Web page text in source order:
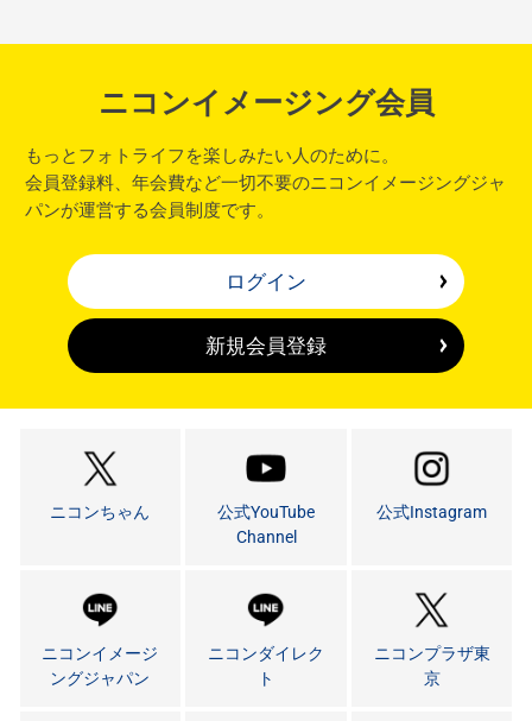
ニコンイメージング会員
もっとフォトライフを楽しみたい人のために。
会員登録料、年会費など一切不要のニコンイメージングジャ
パンが運営する会員制度です。
ログイン
新規会員登録
ニコンちゃん
公式YouTube
Channel
公式Instagram
ニコンイメージ
ングジャパン
ニコンダイレク
ト
ニコンプラザ東
京